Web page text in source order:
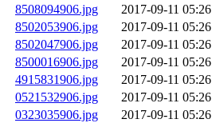
8508094906.jpg
2017-09-11 05:26
8502053906.jpg
2017-09-11 05:26
8502047906.jpg
2017-09-11 05:26
8500016906.jpg
2017-09-11 05:26
4915831906.jpg
2017-09-11 05:26
0521532906.jpg
2017-09-11 05:26
0323035906.jpg
2017-09-11 05:26